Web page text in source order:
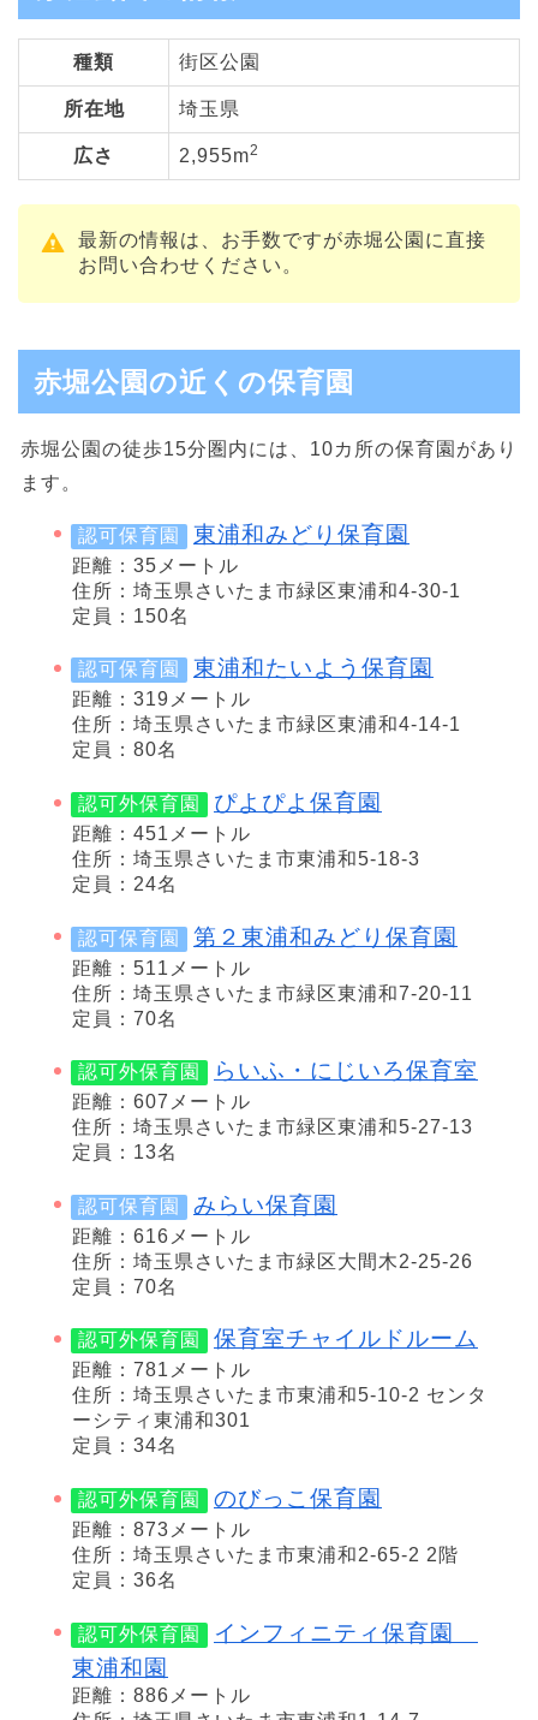
種類 街区公園
所在地 埼玉県
広さ 2,955m2
最新の情報は、お手数ですが赤堀公園に直接
お問い合わせください。
赤堀公園の近くの保育園
赤堀公園の徒歩15分圏内には、10カ所の保育園があり
ます。
認可保育園 東浦和みどり保育園
距離：35メートル
住所：埼玉県さいたま市緑区東浦和4-30-1
定員：150名
認可保育園 東浦和たいよう保育園
距離：319メートル
住所：埼玉県さいたま市緑区東浦和4-14-1
定員：80名
認可外保育園 ぴよぴよ保育園
距離：451メートル
住所：埼玉県さいたま市東浦和5-18-3
定員：24名
認可保育園 第２東浦和みどり保育園
距離：511メートル
住所：埼玉県さいたま市緑区東浦和7-20-11
定員：70名
認可外保育園 らいふ・にじいろ保育室
距離：607メートル
住所：埼玉県さいたま市緑区東浦和5-27-13
定員：13名
認可保育園 みらい保育園
距離：616メートル
住所：埼玉県さいたま市緑区大間木2-25-26
定員：70名
認可外保育園 保育室チャイルドルーム
距離：781メートル
住所：埼玉県さいたま市東浦和5-10-2 センタ
ーシティ東浦和301
定員：34名
認可外保育園 のびっこ保育園
距離：873メートル
住所：埼玉県さいたま市東浦和2-65-2 2階
定員：36名
認可外保育園
インフィニティ保育園
東浦和園
距離：886メートル